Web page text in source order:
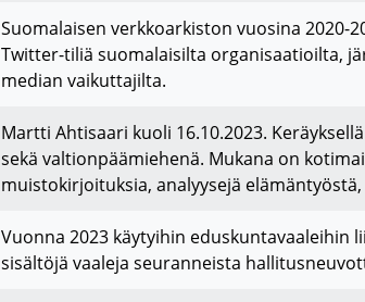
Suomalaisen verkkoarkiston vuosina 2020-
Twitter-tiliä suomalaisilta organisaatioilta,
median vaikuttajilta.
Martti Ahtisaari kuoli 16.10.2023.
sekä valtionpäämiehenä. Mukana on
muistokirjoituksia, analyysejä
Vuonna 2023 käytyihin eduskuntavaaleihin
sisältöjä vaaleja seuranneista